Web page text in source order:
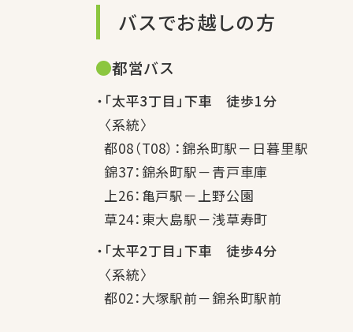
バスでお越しの方
都営バス
「太平3丁目」下車 徒歩1分
〈系統〉
都08（T08）：錦糸町駅－日暮里駅
錦37：錦糸町駅－青戸車庫
上26：亀戸駅－上野公園
草24：東大島駅－浅草寿町
「太平2丁目」下車 徒歩4分
〈系統〉
都02：大塚駅前－錦糸町駅前